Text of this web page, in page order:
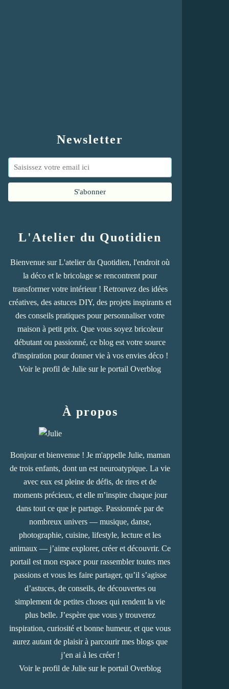
Newsletter
L'Atelier du Quotidien
Bienvenue sur L'atelier du Quotidien, l'endroit où
la déco et le bricolage se rencontrent pour
transformer votre intérieur ! Retrouvez des idées
créatives, des astuces DIY, des projets inspirants et
des conseils pratiques pour personnaliser votre
maison à petit prix. Que vous soyez bricoleur
débutant ou passionné, ce blog est votre source
d'inspiration pour donner vie à vos envies déco !
Voir le profil de Julie sur le portail Overblog
À propos
Bonjour et bienvenue ! Je m'appelle Julie, maman
de trois enfants, dont un est neuroatypique. La vie
avec eux est pleine de défis, de rires et de
moments précieux, et elle m’inspire chaque jour
dans tout ce que je partage. Passionnée par de
nombreux univers — musique, danse,
photographie, cuisine, lifestyle, lecture et les
animaux — j’aime explorer, créer et découvrir. Ce
portail est mon espace pour rassembler toutes mes
passions et vous les faire partager, qu’il s’agisse
d’astuces, de conseils, de découvertes ou
simplement de petites choses qui rendent la vie
plus belle. J’espère que vous y trouverez
inspiration, curiosité et bonne humeur, et que vous
aurez autant de plaisir à parcourir mes blogs que
j’en ai à les créer !
Voir le profil de Julie sur le portail Overblog